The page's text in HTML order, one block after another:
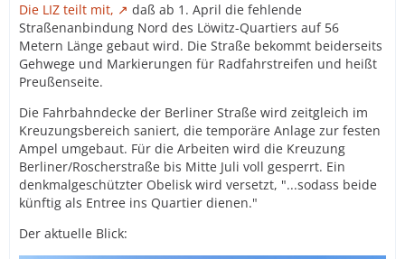
Die LIZ teilt mit,
daß ab 1. April die fehlende
Straßenanbindung Nord des Löwitz-Quartiers auf 56
Metern Länge gebaut wird. Die Straße bekommt beiderseits
Gehwege und Markierungen für Radfahrstreifen und heißt
Preußenseite.
Die Fahrbahndecke der Berliner Straße wird zeitgleich im
Kreuzungsbereich saniert, die temporäre Anlage zur festen
Ampel umgebaut. Für die Arbeiten wird die Kreuzung
Berliner/Roscherstraße bis Mitte Juli voll gesperrt. Ein
denkmalgeschützter Obelisk wird versetzt, "...sodass beide
künftig als Entree ins Quartier dienen."
Der aktuelle Blick: